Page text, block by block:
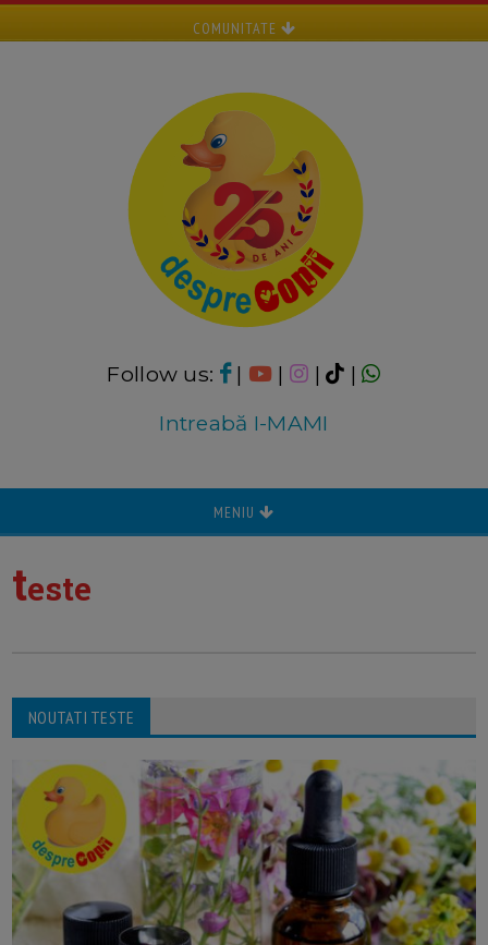
COMUNITATE
Follow us: | | |
|
Intreabă I-MAMI
MENIU
teste
NOUTATI TESTE